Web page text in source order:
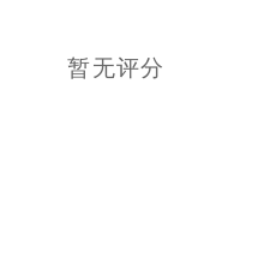
暂无评分